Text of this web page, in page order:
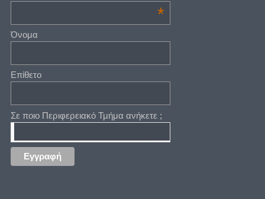
*
Όνομα
Επίθετο
Σε ποιο Περιφερειακό Τμήμα ανήκετε ;